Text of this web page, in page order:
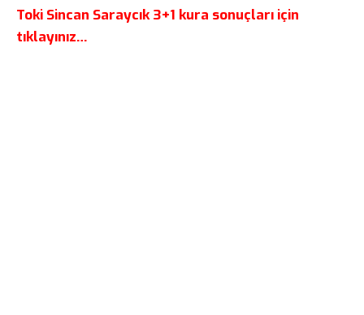
Toki Sincan Saraycık 3+1 kura sonuçları için
tıklayınız…